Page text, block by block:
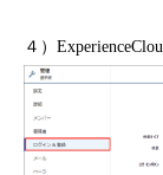
４）